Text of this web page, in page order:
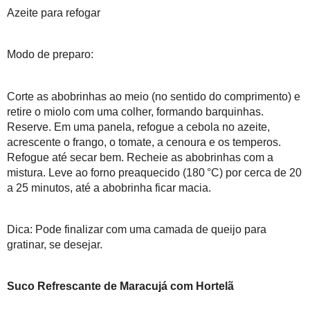
Azeite para refogar
Modo de preparo:
Corte as abobrinhas ao meio (no sentido do comprimento) e
retire o miolo com uma colher, formando barquinhas.
Reserve. Em uma panela, refogue a cebola no azeite,
acrescente o frango, o tomate, a cenoura e os temperos.
Refogue até secar bem. Recheie as abobrinhas com a
mistura. Leve ao forno preaquecido (180 °C) por cerca de 20
a 25 minutos, até a abobrinha ficar macia.
Dica: Pode finalizar com uma camada de queijo para
gratinar, se desejar.
Suco Refrescante de Maracujá com Hortelã